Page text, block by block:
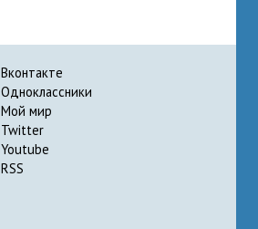
Вконтакте
Одноклассники
Мой мир
Twitter
Youtube
RSS